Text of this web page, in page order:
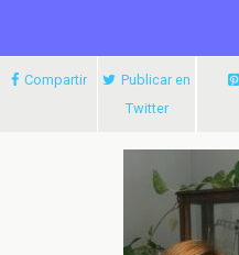
Compartir
Publicar en
Twitter